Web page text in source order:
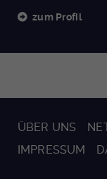
zum Profil
ÜBER UNS
IMPRESSUM